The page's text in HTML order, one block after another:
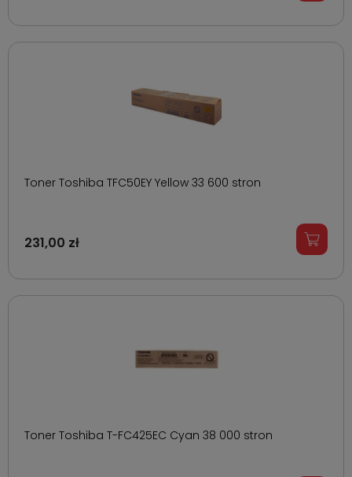
Toner Toshiba TFC50EY Yellow 33 600 stron
231,00 zł
Toner Toshiba T-FC425EC Cyan 38 000 stron